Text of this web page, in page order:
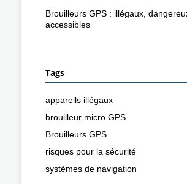
Brouilleurs GPS : illégaux,
accessibles
Tags
appareils illégaux
brouilleur micro GPS
Brouilleurs GPS
risques pour la sécurité
systèmes de navigation